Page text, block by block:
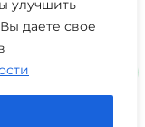
улучшить
даете свое